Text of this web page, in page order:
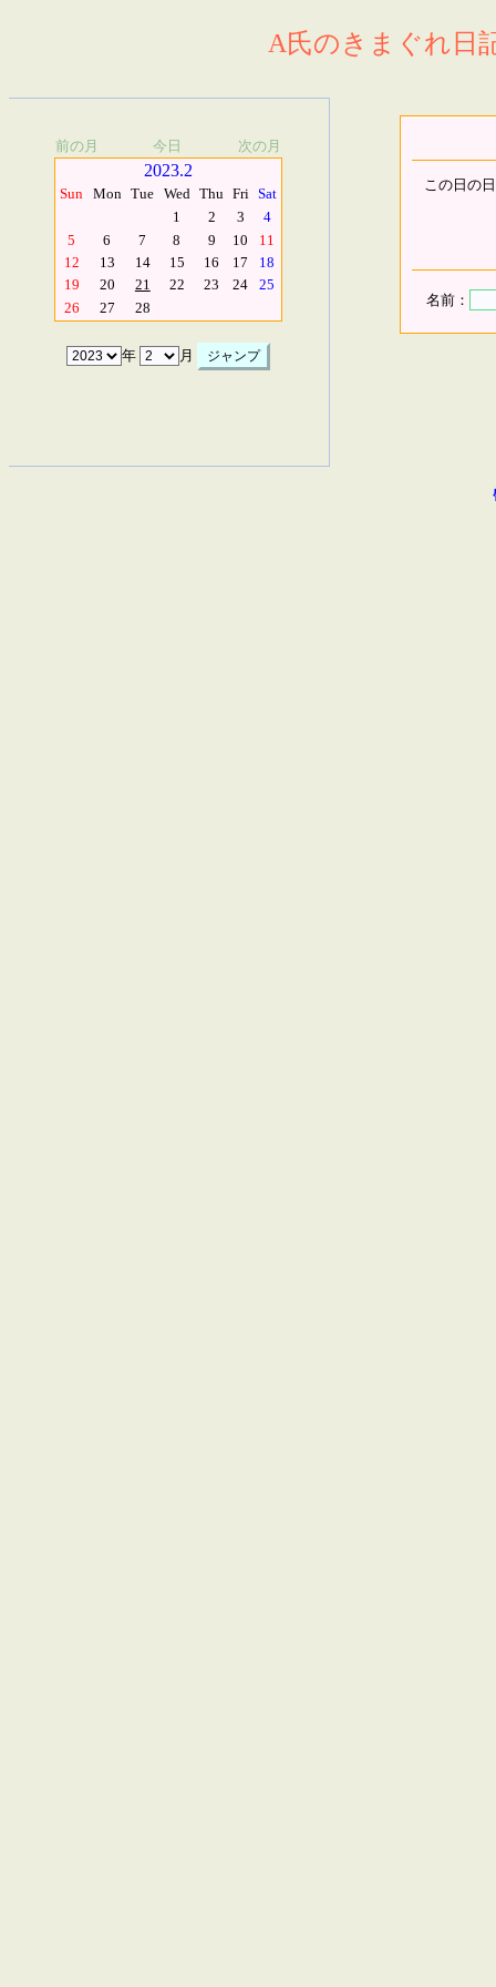
A氏のきまぐれ日
前の月 今日 次の月
2023.2
Sun Mon Tue Wed Thu Fri Sat
1
2 3
4
5
6 7 8 9 10
11
12
13 14 15 16 17
18
19
20 21 22 23 24
25
26
27 28
年 月
この日の
名前：